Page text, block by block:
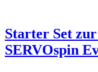
Starter Set
SERVOspin